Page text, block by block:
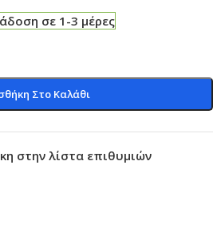
σε 1-3 μέρες
Στο Καλάθι
στην λίστα επιθυμιών